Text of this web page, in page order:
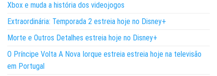
Xbox e muda a história dos videojogos
Extraordinária: Temporada 2 estreia hoje no Disney+
Morte e Outros Detalhes estreia hoje no Disney+
O Príncipe Volta A Nova Iorque estreia estreia hoje na televisão
em Portugal